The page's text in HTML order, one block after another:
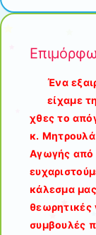
Ένα
είχαμε
χθες το
κ.
Αγωγής από
κάλεσμα
θεωρητικές
συμβουλές